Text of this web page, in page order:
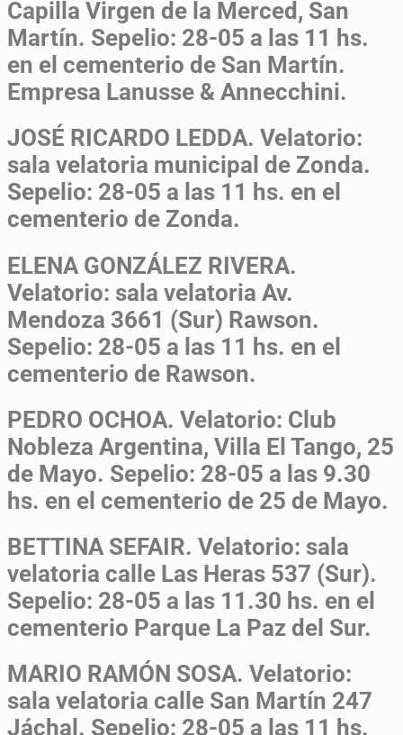
Capilla Virgen de la Merced, San
Martín. Sepelio: 28-05 a las 11 hs.
en el cementerio de San Martín.
Empresa Lanusse & Annecchini.
JOSÉ RICARDO LEDDA. Velatorio:
sala velatoria municipal de Zonda.
Sepelio: 28-05 a las 11 hs. en el
cementerio de Zonda.
ELENA GONZÁLEZ RIVERA.
Velatorio: sala velatoria Av.
Mendoza 3661 (Sur) Rawson.
Sepelio: 28-05 a las 11 hs. en el
cementerio de Rawson.
PEDRO OCHOA. Velatorio: Club
Nobleza Argentina, Villa El Tango, 25
de Mayo. Sepelio: 28-05 a las 9.30
hs. en el cementerio de 25 de Mayo.
BETTINA SEFAIR. Velatorio: sala
velatoria calle Las Heras 537 (Sur).
Sepelio: 28-05 a las 11.30 hs. en el
cementerio Parque La Paz del Sur.
MARIO RAMÓN SOSA. Velatorio:
sala velatoria calle San Martín 247
Jáchal. Sepelio: 28-05 a las 11 hs.